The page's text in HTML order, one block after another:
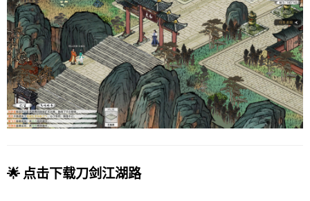
🌟 点击下载刀剑江湖路